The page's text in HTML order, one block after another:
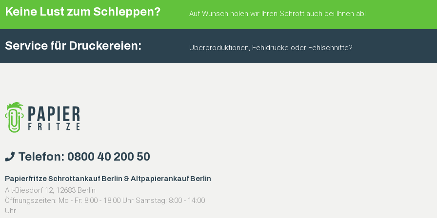
Keine Lust zum Schleppen? Auf Wunsch holen wir Ihren Schrott auch bei Ihnen ab!
Service für Druckereien: Überproduktionen, Fehldrucke oder Fehlschnitte?
Telefon: 0800 40 200 50
Papierfritze Schrottankauf Berlin & Altpapierankauf Berlin
Alt-Biesdorf 12, 12683 Berlin
Öffnungszeiten: Mo - Fr: 8:00 - 18:00 Uhr Samstag: 8:00 - 14:00
Uhr